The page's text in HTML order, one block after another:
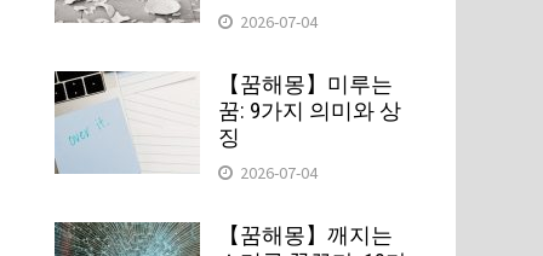
2026-07-04
【꿈해몽】미루는
꿈: 9가지 의미와 상
징
2026-07-04
【꿈해몽】깨지는